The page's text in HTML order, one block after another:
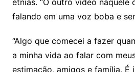
etnias. “O outro vídeo naquele
falando em uma voz boba e
“Algo que comecei a fazer
a minha vida ao falar com
estimação, amigos e família. É